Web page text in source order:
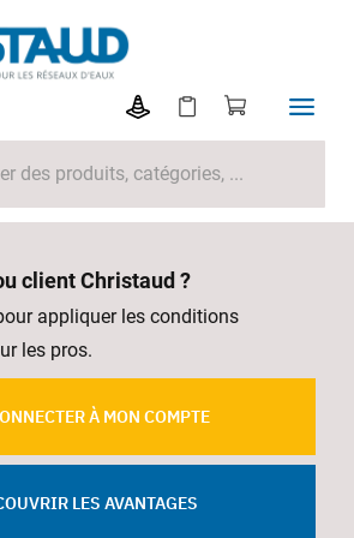
client Christaud ?
appliquer les conditions
les pros.
À MON COMPTE
LES AVANTAGES